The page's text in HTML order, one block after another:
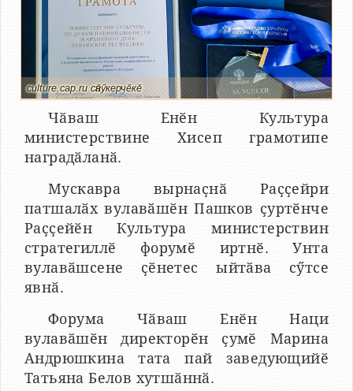
culture.cap.ru сӑнӳкерчӗкӗ
Чӑваш Енӗн Культура
министерствине Хисеп грамотипе
наградӑланӑ.
Мускавра вырнаҫнӑ Раҫҫейри
патшалӑх вулавӑшӗн Пашков ҫуртӗнче
Раҫҫейӗн Культура министерствин
стратегиллӗ форумӗ иртнӗ. Унта
вулавӑшсене ҫӗнетес ыйтӑва сӳтсе
явнӑ.
Форума Чӑваш Енӗн Наци
вулавӑшӗн директорӗн ҫумӗ Марина
Андрюшкина тата пай заведующийӗ
Татьяна Белов хутшӑннӑ.